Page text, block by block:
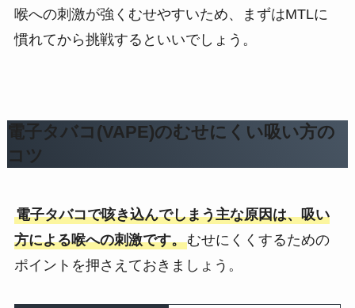
喉への刺激が強くむせやすいため、まずはMTLに
慣れてから挑戦するといいでしょう。
電子タバコ(VAPE)のむせにくい吸い方の
コツ
電子タバコで咳き込んでしまう主な原因は、吸い
方による喉への刺激です。むせにくくするための
ポイントを押さえておきましょう。